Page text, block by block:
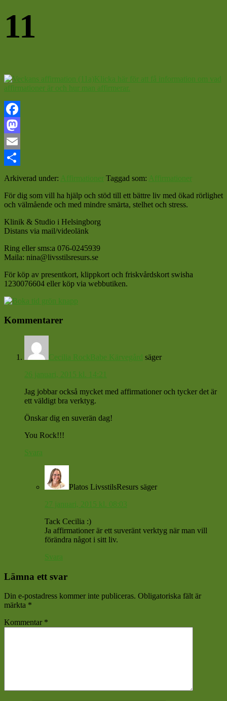
11
Klicka här för att få information om vad
affirmationer är och hur man affirmerar.
Facebook
Mastodon
Email
Dela
Arkiverad under: Affirmationer Taggad som: Affirmationer
För dig som vill ha hjälp och stöd till ett bättre liv med ökad rörlighet
och välmående och med mindre smärta, stelhet och stress.
Klinik & Studio i Helsingborg
Distans via mail/videolänk
Ring eller sms:a 076-0245939
Maila: nina@livsstilsresurs.se
För köp av presentkort, klippkort och friskvårdskort swisha
1230076604 eller köp via webbutiken.
Läsarkommentarer
Kommentarer
Cecilia RockBabe Kärvegård säger
26 januari, 2015 kl. 14:21
Jag jobbar också mycket med affirmationer och tycker det är
ett väldigt bra verktyg.
Önskar dig en suverän dag!
You Rock!!!
Svara
Platos LivsstilsResurs säger
27 januari, 2015 kl. 08:03
Tack Cecilia :)
Ja affirmationer är ett suveränt verktyg när man vill
förändra något i sitt liv.
Svara
Lämna ett svar
Din e-postadress kommer inte publiceras. Obligatoriska fält är
märkta *
Kommentar *